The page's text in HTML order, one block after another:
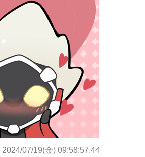
2024/07/19(金) 09:58:57.44